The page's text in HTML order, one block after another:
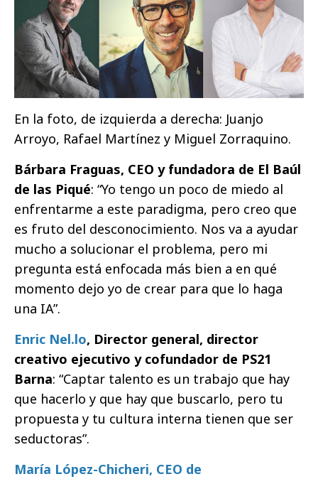
En la foto, de izquierda a derecha: Juanjo
Arroyo, Rafael Martínez y Miguel Zorraquino.
Bárbara Fraguas, CEO y fundadora de El Baúl
de las Piqué: “Yo tengo un poco de miedo al
enfrentarme a este paradigma, pero creo que
es fruto del desconocimiento. Nos va a ayudar
mucho a solucionar el problema, pero mi
pregunta está enfocada más bien a en qué
momento dejo yo de crear para que lo haga
una IA”.
Enric Nel.lo, Director general, director
creativo ejecutivo y cofundador de PS21
Barna: “Captar talento es un trabajo que hay
que hacerlo y que hay que buscarlo, pero tu
propuesta y tu cultura interna tienen que ser
seductoras”.
María López-Chicheri, CEO de